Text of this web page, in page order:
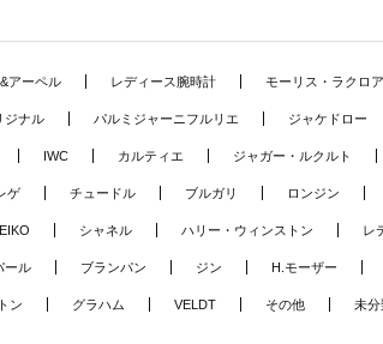
アーペル レディース腕時計 モーリス・ラクロア
ジナル パルミジャーニフルリエ ジャケドロー
IWC カルティエ ジャガー・ルクルト
ゲ チュードル ブルガリ ロンジン
シャネル ハリー・ウィンストン レ
ール ブランパン ジン H.モーザー
ン グラハム VELDT その他 未分